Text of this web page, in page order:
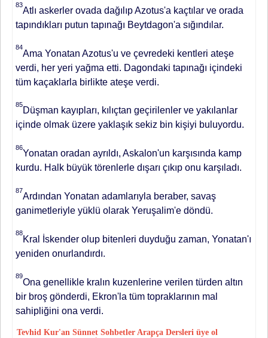
83
Atlı as­kerler ovada dağılıp Azotus'a kaçtılar ve orada
tapındıkları putun tapınağı Beytdagon'a sığındılar.
84
Ama Yona­tan Azotus'u ve çevredeki kentleri ate­şe
verdi, her yeri yağma etti. Dagondaki tapınağı içindeki
tüm kaçaklarla birlikte ateşe verdi.
85
Düşman kayıpları, kılıçtan geçirilenler ve yakılanlar
içinde olmak üzere yaklaşık sekiz bin kişiyi buluyordu.
86
Yonatan oradan ayrıldı, Askalon'un karşısında kamp
kurdu. Halk büyük törenlerle dışarı çıkıp onu karşıladı.
87
Ardından Yonatan adamlarıyla beraber, savaş
ganimetleriyle yüklü olarak Yeruşalim'e döndü.
88
Kral İskender olup bitenleri duyduğu zaman, Yonatan'ı
yeniden onurlandırdı.
89
Ona genellikle kralın kuzenlerine verilen türden altın
bir broş gönderdi, Ekron'la tüm toprakla­rının mal
sahipliğini ona verdi.
Tevhid Kur'an Sünnet Sohbetler Arapça Dersleri üye ol